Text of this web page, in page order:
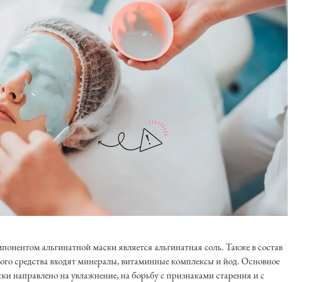
альгинатной маски является альгинатная соль. Также в состав
средства входят минералы, витаминные комплексы и йод. Основное
направлено на увлажнение, на борьбу с признаками старения и с